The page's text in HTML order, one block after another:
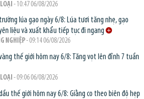
- 10:47 06/08/2026
lúa gạo ngày 6/8: Lúa tươi tăng nhẹ, gạo
liệu và xuất khẩu tiếp tục đi ngang
NGHIỆP- 09:14 06/08/2026
thế giới hôm nay 6/8: Tăng vọt lên đỉnh 7 tuần
- 09:06 06/08/2026
thế giới hôm nay 6/8: Giằng co theo biên độ hẹp